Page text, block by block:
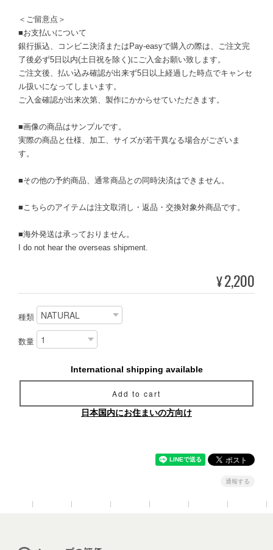
＜ご留意点＞
■お支払いについて
銀行振込、コンビニ決済またはPay-easyで購入の際は、ご注文完
了後必ず5日以内(土日祝を除く)にご入金お願い致します。
ご注文後、払い込み確認が出来ず5日以上経過した時点でキャンセ
ル扱いになってしまいます。
ご入金確認が出来次第、製作にかからせていただきます。
■画像の商品はサンプルです。
実際の商品と仕様、加工、サイズが若干異なる場合がございま
す。
■その他の予約商品、通常商品との同時決済はできません。
■こちらのアイテムは注文取消し・返品・交換対象外商品です。
■海外発送は承っておりません。
I do not hear the overseas shipment.
¥2,200
種類
数量
International shipping available
Add to cart
日本国内にお住まいの方向け
通報する